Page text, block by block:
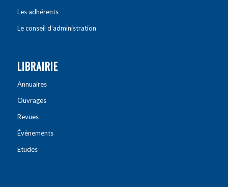
Les adhérents
Le conseil d’administration
LIBRAIRIE
Annuaires
Ouvrages
Revues
Évènements
Etudes